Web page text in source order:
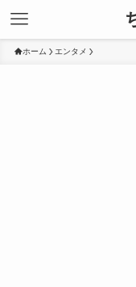
ホーム エンタメ